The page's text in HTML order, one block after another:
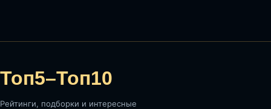
Топ5–Топ10
Рейтинги, подборки и интересные